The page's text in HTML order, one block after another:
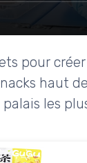
pour
haut
les